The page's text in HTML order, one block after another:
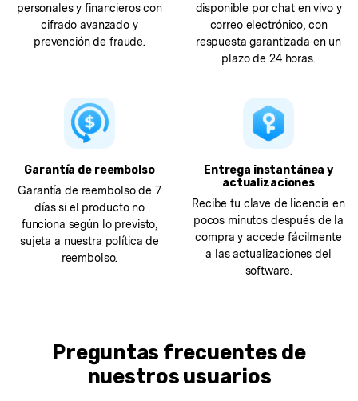
personales y financieros con
cifrado avanzado y
prevención de fraude.
disponible por chat en vivo y
correo electrónico, con
respuesta garantizada en un
plazo de 24 horas.
Garantía de reembolso
Garantía de reembolso de 7
días si el producto no
funciona según lo previsto,
sujeta a nuestra política de
reembolso.
Entrega instantánea y
actualizaciones
Recibe tu clave de licencia en
pocos minutos después de la
compra y accede fácilmente
a las actualizaciones del
software.
Preguntas frecuentes de
nuestros usuarios